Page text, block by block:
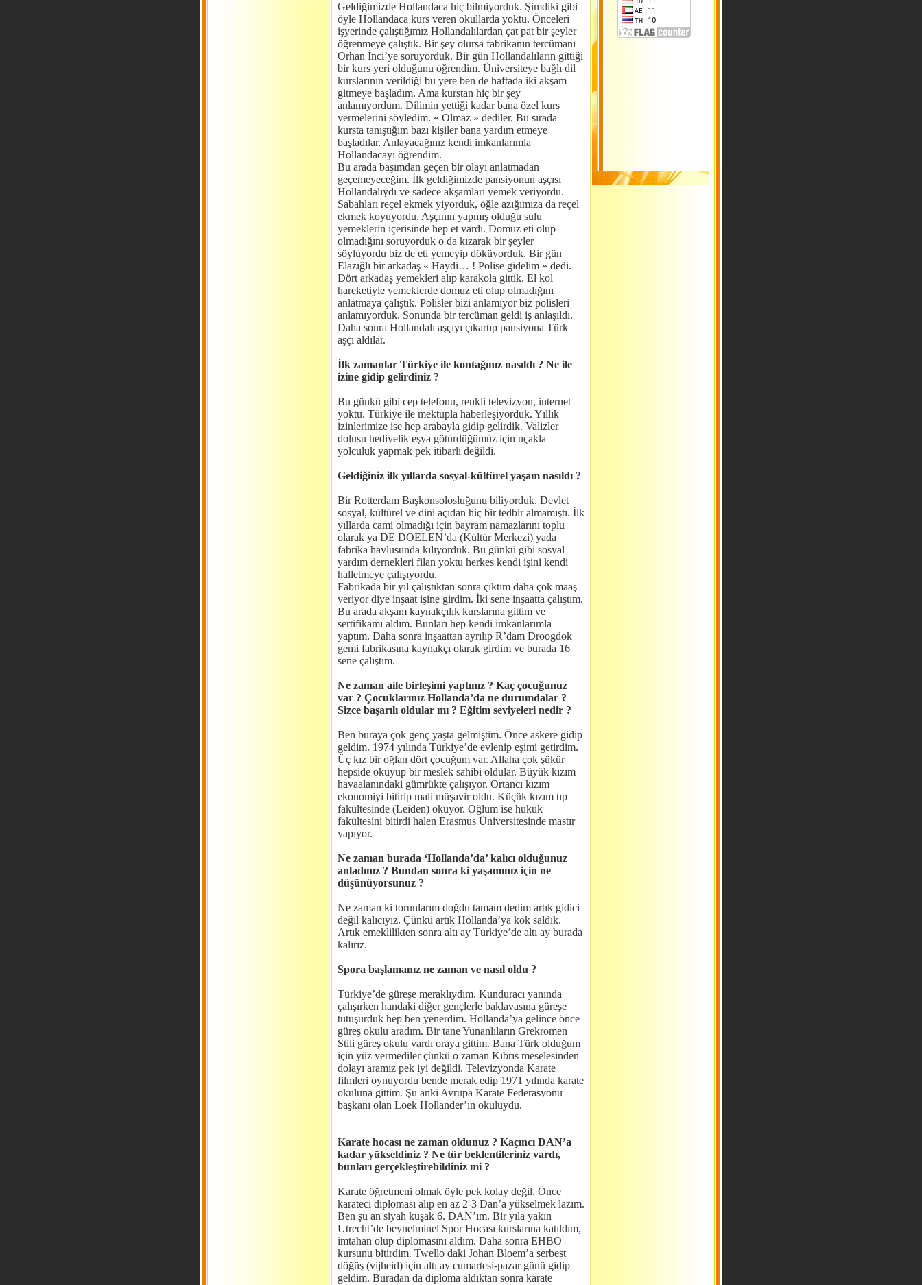
Geldiğimizde Hollandaca hiç bilmiyorduk. Şimdiki gibi
öyle Hollandaca kurs veren okullarda yoktu. Önceleri
işyerinde çalıştığımız Hollandalılardan çat pat bir şeyler
öğrenmeye çalıştık. Bir şey olursa fabrikanın tercümanı
Orhan İnci’ye soruyorduk. Bir gün Hollandalıların gittiği
bir kurs yeri olduğunu öğrendim. Üniversiteye bağlı dil
kurslarının verildiği bu yere ben de haftada iki akşam
gitmeye başladım. Ama kurstan hiç bir şey
anlamıyordum. Dilimin yettiği kadar bana özel kurs
vermelerini söyledim. « Olmaz » dediler. Bu sırada
kursta tanıştığım bazı kişiler bana yardım etmeye
başladılar. Anlayacağınız kendi imkanlarımla
Hollandacayı öğrendim.
Bu arada başımdan geçen bir olayı anlatmadan
geçemeyeceğim. İlk geldiğimizde pansiyonun aşçısı
Hollandalıydı ve sadece akşamları yemek veriyordu.
Sabahları reçel ekmek yiyorduk, öğle azığımıza da reçel
ekmek koyuyordu. Aşçının yapmış olduğu sulu
yemeklerin içerisinde hep et vardı. Domuz eti olup
olmadığını soruyorduk o da kızarak bir şeyler
söylüyordu biz de eti yemeyip döküyorduk. Bir gün
Elazığlı bir arkadaş « Haydi… ! Polise gidelim » dedi.
Dört arkadaş yemekleri alıp karakola gittik. El kol
hareketiyle yemeklerde domuz eti olup olmadığını
anlatmaya çalıştık. Polisler bizi anlamıyor biz polisleri
anlamıyorduk. Sonunda bir tercüman geldi iş anlaşıldı.
Daha sonra Hollandalı aşçıyı çıkartıp pansiyona Türk
aşçı aldılar.
İlk zamanlar Türkiye ile kontağınız nasıldı ? Ne ile
izine gidip gelirdiniz ?
Bu günkü gibi cep telefonu, renkli televizyon, internet
yoktu. Türkiye ile mektupla haberleşiyorduk. Yıllık
izinlerimize ise hep arabayla gidip gelirdik. Valizler
dolusu hediyelik eşya götürdüğümüz için uçakla
yolculuk yapmak pek itibarlı değildi.
Geldiğiniz ilk yıllarda sosyal-kültürel yaşam nasıldı ?
Bir Rotterdam Başkonsolosluğunu biliyorduk. Devlet
sosyal, kültürel ve dini açıdan hiç bir tedbir almamıştı. İlk
yıllarda cami olmadığı için bayram namazlarını toplu
olarak ya DE DOELEN’da (Kültür Merkezi) yada
fabrika havlusunda kılıyorduk. Bu günkü gibi sosyal
yardım dernekleri filan yoktu herkes kendi işini kendi
halletmeye çalışıyordu.
Fabrikada bir yıl çalıştıktan sonra çıktım daha çok maaş
veriyor diye inşaat işine girdim. İki sene inşaatta çalıştım.
Bu arada akşam kaynakçılık kurslarına gittim ve
sertifikamı aldım. Bunları hep kendi imkanlarımla
yaptım. Daha sonra inşaattan ayrılıp R’dam Droogdok
gemi fabrikasına kaynakçı olarak girdim ve burada 16
sene çalıştım.
Ne zaman aile birleşimi yaptınız ? Kaç çocuğunuz
var ? Çocuklarınız Hollanda’da ne durumdalar ?
Sizce başarılı oldular mı ? Eğitim seviyeleri nedir ?
Ben buraya çok genç yaşta gelmiştim. Önce askere gidip
geldim. 1974 yılında Türkiye’de evlenip eşimi getirdim.
Üç kız bir oğlan dört çocuğum var. Allaha çok şükür
hepside okuyup bir meslek sahibi oldular. Büyük kızım
havaalanındaki gümrükte çalışıyor. Ortancı kızım
ekonomiyi bitirip mali müşavir oldu. Küçük kızım tıp
fakültesinde (Leiden) okuyor. Oğlum ise hukuk
fakültesini bitirdi halen Erasmus Üniversitesinde mastır
yapıyor.
Ne zaman burada ‘Hollanda’da’ kalıcı olduğunuz
anladınız ? Bundan sonra ki yaşamınız için ne
düşünüyorsunuz ?
Ne zaman ki torunlarım doğdu tamam dedim artık gidici
değil kalıcıyız. Çünkü artık Hollanda’ya kök saldık.
Artık emeklilikten sonra altı ay Türkiye’de altı ay burada
kalırız.
Spora başlamanız ne zaman ve nasıl oldu ?
Türkiye’de güreşe meraklıydım. Kunduracı yanında
çalışırken handaki diğer gençlerle baklavasına güreşe
tutuşurduk hep ben yenerdim. Hollanda’ya gelince önce
güreş okulu aradım. Bir tane Yunanlıların Grekromen
Stili güreş okulu vardı oraya gittim. Bana Türk olduğum
için yüz vermediler çünkü o zaman Kıbrıs meselesinden
dolayı aramız pek iyi değildi. Televizyonda Karate
filmleri oynuyordu bende merak edip 1971 yılında karate
okuluna gittim. Şu anki Avrupa Karate Federasyonu
başkanı olan Loek Hollander’ın okuluydu.
Karate hocası ne zaman oldunuz ? Kaçıncı DAN’a
kadar yükseldiniz ? Ne tür beklentileriniz vardı,
bunları gerçekleştirebildiniz mi ?
Karate öğretmeni olmak öyle pek kolay değil. Önce
karateci diploması alıp en az 2-3 Dan’a yükselmek lazım.
Ben şu an siyah kuşak 6. DAN’ım. Bir yıla yakın
Utrecht’de beynelminel Spor Hocası kurslarına katıldım,
imtahan olup diplomasını aldım. Daha sonra EHBO
kursunu bitirdim. Twello daki Johan Bloem’a serbest
döğüş (vijheid) için altı ay cumartesi-pazar günü gidip
geldim. Buradan da diploma aldıktan sonra karate